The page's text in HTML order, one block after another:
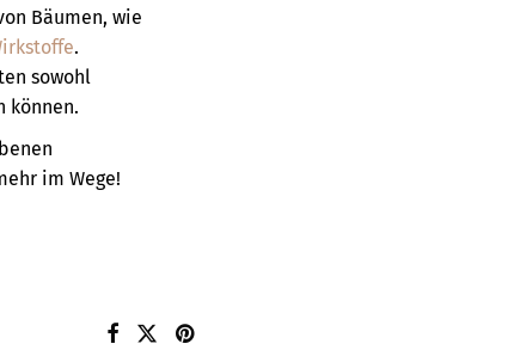
Bäumen, wie
.
sowohl
können.
im Wege!